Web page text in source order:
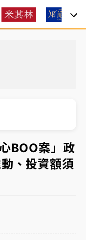
豪雨 今晚、明天影
移置車輛最高罰
油價格維持不變
BOO案」政
、投資額須